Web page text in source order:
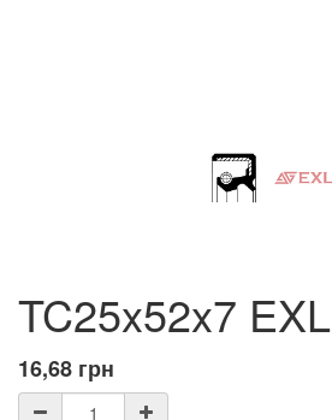
TC25x52x7 EXL
16,68 грн